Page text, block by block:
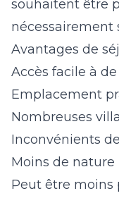
souhaitent être
nécessairement
Avantages de
Accès facile à
Emplacement
Nombreuses
Inconvénients
Moins de nature
Peut être moins